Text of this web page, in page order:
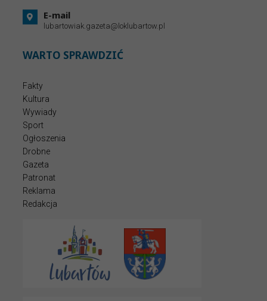
E-mail
lubartowiak.gazeta@loklubartow.pl
WARTO SPRAWDZIĆ
Fakty
Kultura
Wywiady
Sport
Ogłoszenia
Drobne
Gazeta
Patronat
Reklama
Redakcja